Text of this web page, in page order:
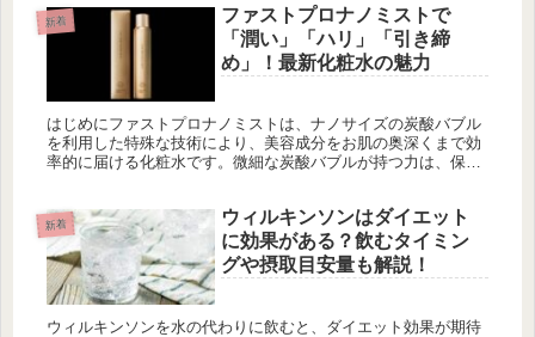
新着
ファストプロナノミストで
「潤い」「ハリ」「引き締
め」！最新化粧水の魅力
はじめにファストプロナノミストは、ナノサイズの炭酸バブル
を利用した特殊な技術により、美容成分をお肌の奥深くまで効
率的に届ける化粧水です。微細な炭酸バブルが持つ力は、保湿
新着
ウィルキンソンはダイエット
に効果がある？飲むタイミン
グや摂取目安量も解説！
ウィルキンソンを水の代わりに飲むと、ダイエット効果が期待